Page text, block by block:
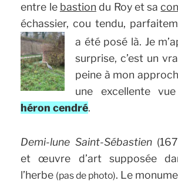
entre le bastion du Roy et sa
échassier, cou tendu,
a été posé là. Je
surprise, c’est un
peine à mon
une excellente
héron cendré.
Demi-lune Saint-Sébastien
et œuvre d’art supposée
l’herbe (pas de photo). Le